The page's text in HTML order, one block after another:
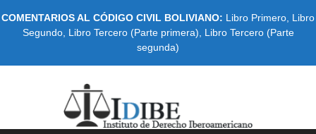
COMENTARIOS AL CÓDIGO CIVIL BOLIVIANO: Libro Primero Libro
Segundo, Libro Tercero (Parte primera)
Libro Tercero (Parte
segunda)